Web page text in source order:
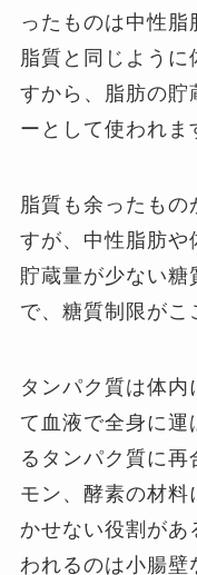
ったものは中性脂
脂質と同じよう
すから、脂肪の貯
ーとして使われま
脂質も余ったも
すが、中性脂肪や
貯蔵量が少ない糖
で、糖質制限がこ
タンパク質は体
て血液で全身に運
るタンパク質に
モン、酵素の材料
かせない役割があ
われるのは小腸壁